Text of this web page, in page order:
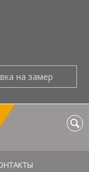
на замер
и мы